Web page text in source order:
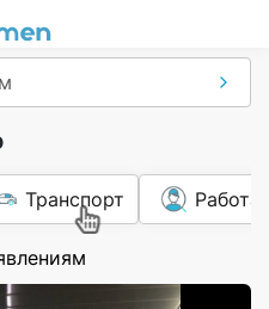
Транспорт Работа